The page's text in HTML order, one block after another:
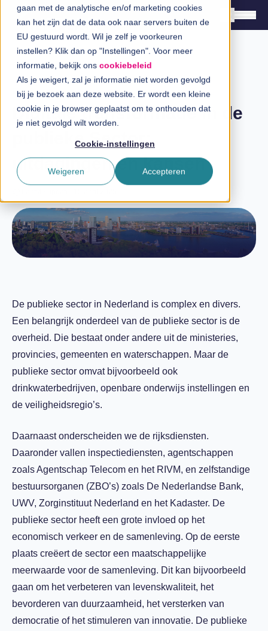
gaan met de analytische en/of marketing cookies
kan het zijn dat de data ook naar servers buiten de
EU gestuurd wordt. Wil je zelf je voorkeuren
instellen? Klik dan op "Instellingen". Voor meer
informatie, bekijk ons cookiebeleid
Als je weigert, zal je informatie niet worden gevolgd
bij je bezoek aan deze website. Er wordt een kleine
cookie in je browser geplaatst om te onthouden dat
je niet gevolgd wilt worden.
Cookie-instellingen
Accepteren
Weigeren
Oplossingen
Branches
InSpiratiecentrum
Direct in contact
Over InSpark
Werken bij InSpark
Blog
Digitale transformatie in de
publieke Sector:
uitdagingen en kansen
De publieke sector in Nederland is complex en divers.
Een belangrijk onderdeel van de publieke sector is de
overheid. Die bestaat onder andere uit de ministeries,
provincies, gemeenten en waterschappen. Maar de
publieke sector omvat bijvoorbeeld ook
drinkwaterbedrijven, openbare onderwijs instellingen en
de veiligheidsregio’s.
Daarnaast onderscheiden we de rijksdiensten.
Daaronder vallen inspectiediensten, agentschappen
zoals Agentschap Telecom en het RIVM, en zelfstandige
bestuursorganen (ZBO’s) zoals De Nederlandse Bank,
UWV, Zorginstituut Nederland en het Kadaster. De
publieke sector heeft een grote invloed op het
economisch verkeer en de samenleving. Op de eerste
plaats creëert de sector een maatschappelijke
meerwaarde voor de samenleving. Dit kan bijvoorbeeld
gaan om het verbeteren van levenskwaliteit, het
bevorderen van duurzaamheid, het versterken van
democratie of het stimuleren van innovatie. De publieke